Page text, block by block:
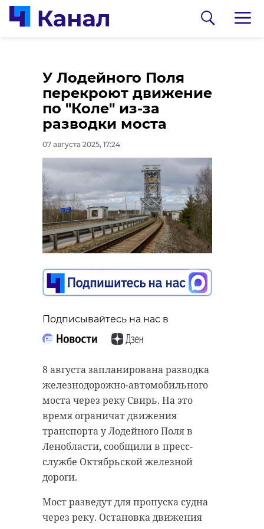
У Лодейного Поля
перекроют движение
по "Коле" из-за
разводки моста
07 августа 2025, 17:24
Подписывайтесь на нас в
8 августа запланирована разводка
железнодорожно-автомобильного
моста через реку Свирь. На это
время ограничат движения
транспорта у Лодейного Поля в
Ленобласти, сообщили в пресс-
службе Октябрьской железной
дороги.
Мост разведут для пропуска судна
через реку. Остановка движения
Школьники из
Шлиссельбурга
провели "Зарядку со
стражем порядка"
07 августа 2025, 17:07
Подписывайтесь на нас в
В школе Шлиссельбурга прошла
акция "Зарядка со стражем
порядка". Мероприятие
организовали ОМВД России по
Кировскому району Ленобласти,
активисты "Движения Первых" и
комитет образования региона.
Акция объединила учеников всего
Кировского района.
Полковник полиции Геннадий
В Ленинградской
области 10 августа
стартует яхтенная
регата "Большая
Ладога"
07 августа 2025, 16:47
Подписывайтесь на нас в
В рамках проекта "Ладога-фест" 10
августа в бухте Владимировская
начнётся ежегодная туристская
парусная регата "Большая Ладога".
В соревнованиях примут участие
более 10 яхт, включая
крупнейший катамаран России.
Мероприятие проходит в составе
спортивно-туристской программы